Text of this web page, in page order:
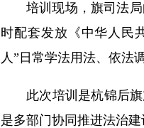
培训现场，旗司法
时配套发放《中华人民
人”日常学法用法、依法
此次培训是杭锦后
是多部门协同推进法治